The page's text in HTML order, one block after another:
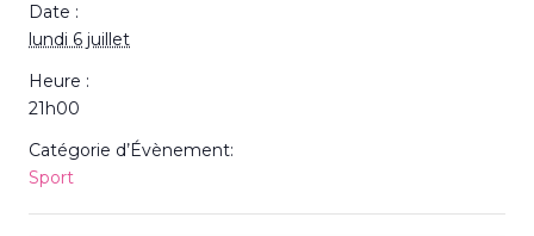
Date :
lundi 6 juillet
Heure :
21h00
Catégorie d’Évènement:
Sport